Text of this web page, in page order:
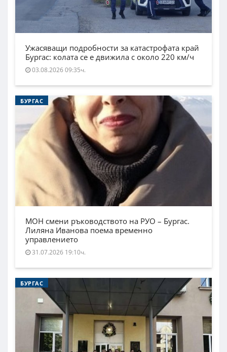
Ужасяващи подробности за катастрофата край
Бургас: колата се е движила с около 220 км/ч
03.08.2026 09:35ч.
БУРГАС
МОН смени ръководството на РУО – Бургас.
Лиляна Иванова поема временно
управлението
31.07.2026 19:10ч.
БУРГАС